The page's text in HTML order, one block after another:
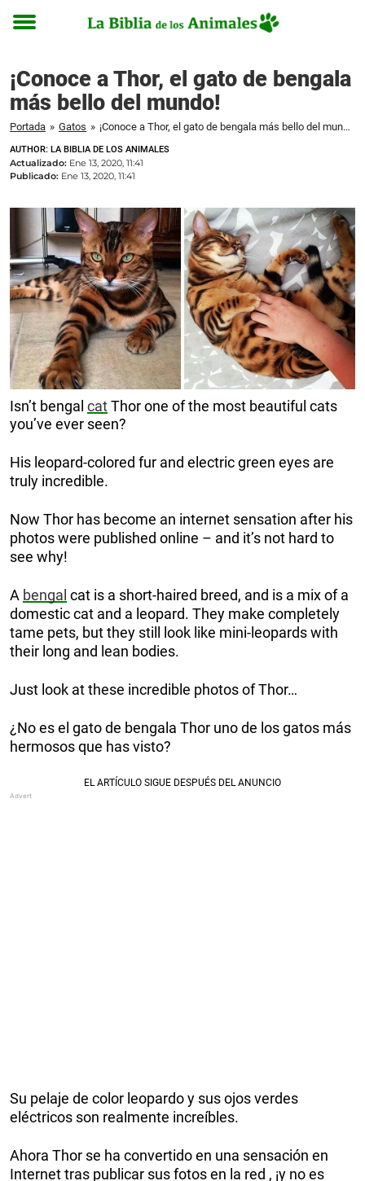
Toggle
¡Conoce a Thor, el gato de bengala
más bello del mundo!
Portada » Gatos » ¡Conoce a Thor, el gato de bengala más bello del mundo!
AUTHOR: LA BIBLIA DE LOS ANIMALES
Actualizado: Ene 13, 2020, 11:41
Publicado: Ene 13, 2020, 11:41
Isn’t bengal catThor one of the most beautiful cats
you’ve ever seen?
His leopard-colored fur and electric green eyes are
truly incredible.
Now Thor has become an internet sensation after his
photos were published online – and it’s not hard to
see why!
A bengal cat is a short-haired breed, and is a mix of a
domestic cat and a leopard. They make completely
tame pets, but they still look like mini-leopards with
their long and lean bodies.
Just look at these incredible photos of Thor…
¿No es el gato de bengala Thor uno de los gatos más
hermosos que has visto?
Su pelaje de color leopardo y sus ojos verdes
eléctricos son realmente increíbles.
Ahora Thor se ha convertido en una sensación en
Internet tras publicar sus fotos en la red , ¡y no es